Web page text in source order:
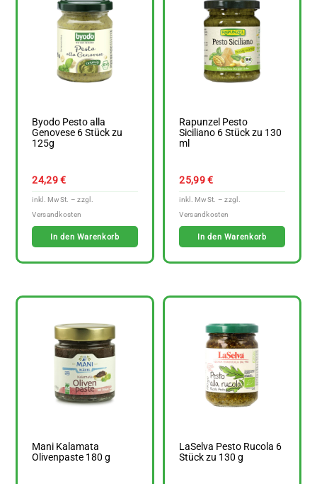
Byodo Pesto alla
Genovese 6 Stück zu
125g
24,29€
In den Warenkorb
Rapunzel Pesto
Siciliano 6 Stück zu 130
ml
25,99€
In den Warenkorb
Mani Kalamata
Olivenpaste 180 g
LaSelva Pesto Rucola 6
Stück zu 130 g